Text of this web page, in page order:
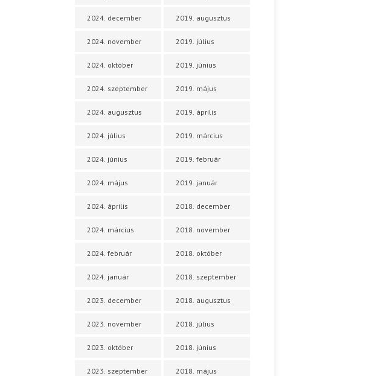
2024. december
2024. november
2024. október
2024. szeptember
2024. augusztus
2024. július
2024. június
2024. május
2024. április
2024. március
2024. február
2024. január
2023. december
2023. november
2023. október
2023. szeptember
2019. augusztus
2019. július
2019. június
2019. május
2019. április
2019. március
2019. február
2019. január
2018. december
2018. november
2018. október
2018. szeptember
2018. augusztus
2018. július
2018. június
2018. május